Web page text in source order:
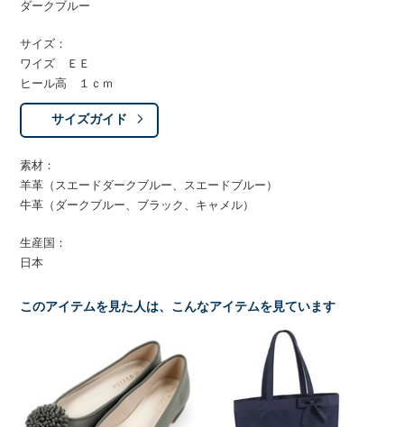
ダークブルー
サイズ：
ワイズ ＥＥ
ヒール高 １ｃｍ
サイズガイド
素材：
羊革（スエードダークブルー、スエードブルー）
牛革（ダークブルー、ブラック、キャメル）
生産国：
日本
このアイテムを見た人は、こんなアイテムを見ています